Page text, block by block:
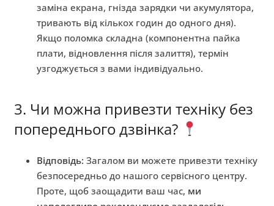
заміна екрана, гнізда зарядки чи акумулятора,
тривають від кількох годин до одного дня).
Якщо поломка складна (компонентна пайка
плати, відновлення після залиття), термін
узгоджується з вами індивідуально.
3. Чи можна привезти техніку без
попереднього дзвінка?
Відповідь: Загалом ви можете привезти техніку
безпосередньо до нашого сервісного центру.
Проте, щоб заощадити ваш час, ми